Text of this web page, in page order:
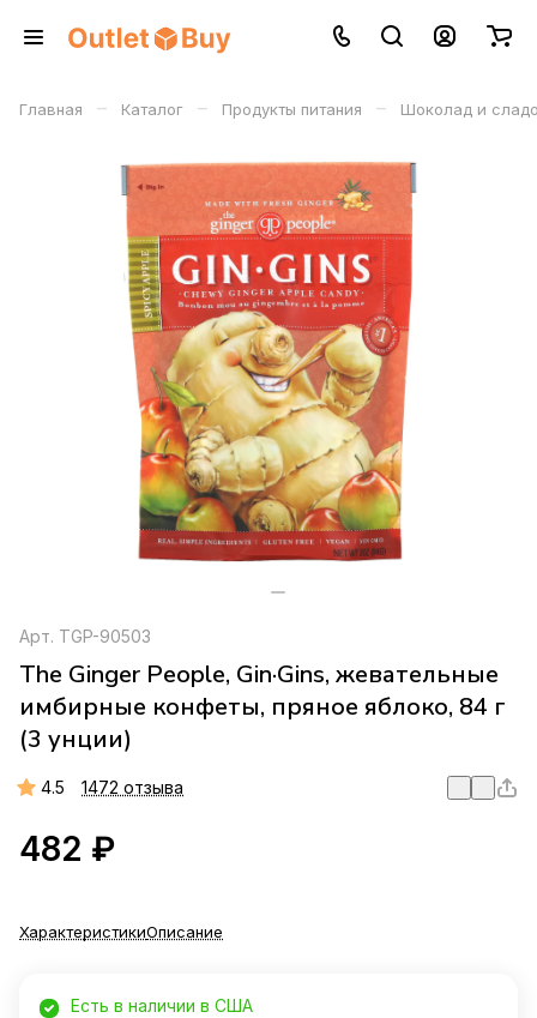
Главная – Каталог – Продукты питания – Шоколад и
Арт. TGP-90503
The Ginger People, Gin·Gins, жевательные
имбирные конфеты, пряное яблоко, 84 г
(3 унции)
4.5 1472 отзыва
482 ₽
ХарактеристикиОписание
Есть в наличии в США